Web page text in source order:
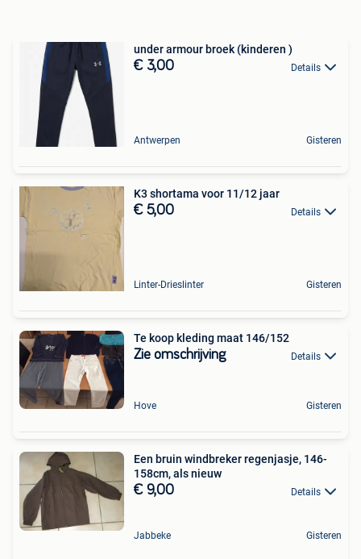
under armour broek (kinderen )
€ 3,00 Details
Antwerpen Gisteren
K3 shortama voor 11/12 jaar
€ 5,00 Details
Linter-Drieslinter Gisteren
Te koop kleding maat 146/152
Zie omschrijving Details
Hove Gisteren
Een bruin windbreker regenjasje, 146-
158cm, als nieuw
€ 9,00 Details
Jabbeke Gisteren